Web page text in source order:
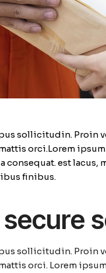
sollicitudin. Proin
orci.Lorem
consequat. est lacus,
finibus.
sollicitudin. Proin
orci. Lorem